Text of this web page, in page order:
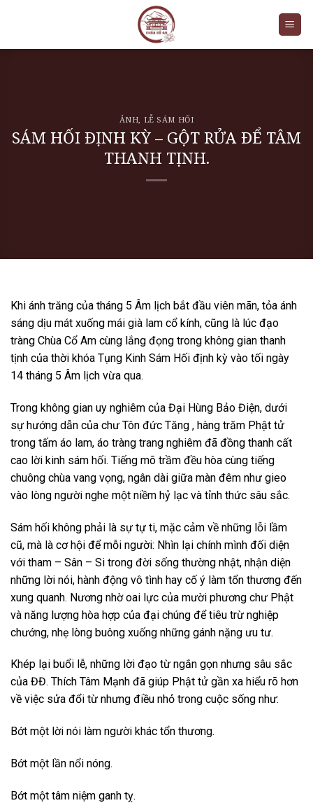
ẢNH, LỄ SÁM HỐI
SÁM HỐI ĐỊNH KỲ – GỘT RỬA ĐỂ TÂM
THANH TỊNH.
Khi ánh trăng của tháng 5 Âm lịch bắt đầu viên mãn, tỏa ánh
sáng dịu mát xuống mái già lam cổ kính, cũng là lúc đạo
tràng Chùa Cổ Am cùng lắng đọng trong không gian thanh
tịnh của thời khóa Tụng Kinh Sám Hối định kỳ vào tối ngày
14 tháng 5 Âm lịch vừa qua.
Trong không gian uy nghiêm của Đại Hùng Bảo Điện, dưới
sự hướng dẫn của chư Tôn đức Tăng , hàng trăm Phật tử
trong tấm áo lam, áo tràng trang nghiêm đã đồng thanh cất
cao lời kinh sám hối. Tiếng mõ trầm đều hòa cùng tiếng
chuông chùa vang vọng, ngân dài giữa màn đêm như gieo
vào lòng người nghe một niềm hỷ lạc và tỉnh thức sâu sắc.
Sám hối không phải là sự tự ti, mặc cảm về những lỗi lầm
cũ, mà là cơ hội để mỗi người: Nhìn lại chính mình đối diện
với tham – Sân – Si trong đời sống thường nhật, nhận diện
những lời nói, hành động vô tình hay cố ý làm tổn thương đến
xung quanh. Nương nhờ oai lực của mười phương chư Phật
và năng lượng hòa hợp của đại chúng để tiêu trừ nghiệp
chướng, nhẹ lòng buông xuống những gánh nặng ưu tư.
Khép lại buổi lễ, những lời đạo từ ngắn gọn nhưng sâu sắc
của ĐĐ. Thích Tâm Mạnh đã giúp Phật tử gần xa hiểu rõ hơn
về việc sửa đổi từ nhưng điều nhỏ trong cuộc sống như:
Bớt một lời nói làm người khác tổn thương.
Bớt một lần nổi nóng.
Bớt một tâm niệm ganh tỵ.